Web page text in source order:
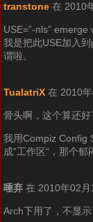
transtone 在 2010
USE=”-nls” emerge
我是把此USE加入
谓啦。
TualatriX 在 2010
骨头啊，这个算还好
我用Compiz Config
成”工作区“，那个郁
唾弃 在 2010年02月
Arch下用了，不显示